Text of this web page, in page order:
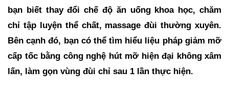
bạn biết thay đổi chế độ ăn uống khoa học, chăm
chỉ tập luyện thể chất, massage đùi thường xuyên.
Bên cạnh đó, bạn có thể tìm hiểu liệu pháp giảm mỡ
cấp tốc bằng công nghệ hút mỡ hiện đại không xâm
lấn, làm gọn vùng đùi chỉ sau 1 lần thực hiện.